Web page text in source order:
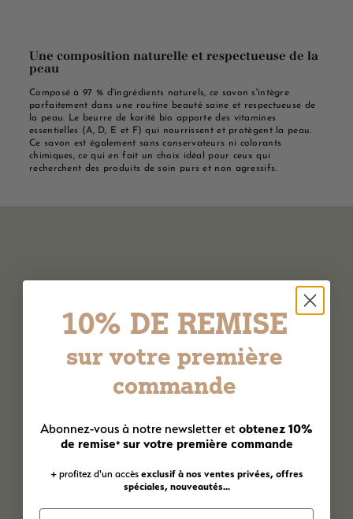
Une composition naturelle et respectueuse de la
peau
Composé à 97 % d'ingrédients naturels, ce savon s'intègre
parfaitement dans une routine beauté saine et respectueuse de
la peau. Le beurre de karité bio apporte des vitamines
essentielles (A, D, E et F) qui nourrissent et protègent la peau.
Ce savon est également sans conservateurs ni colorants
chimiques, ce qui en fait un choix idéal pour ceux qui
recherchent des produits de soin purs et non agressifs.
10% DE REMISE
sur votre première
commande
Abonnez-vous à notre newsletter et obtenez 10%
de remise*sur votre première commande
+ profitez d'un accès exclusif à nos ventes privées, offres
spéciales, nouveautés...